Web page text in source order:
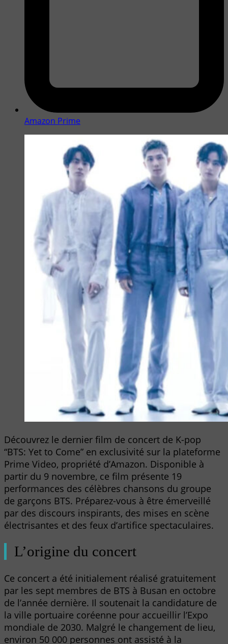
Amazon Prime
Découvrez le dernier film de concert de K-pop
“BTS: Yet to Come” en exclusivité sur la plateforme
Prime Video, propriété d’Amazon. Disponible à
partir du 9 novembre, ce film présente 19
performances des célèbres chansons du groupe
de garçons BTS. Préparez-vous à être émerveillé
par des discours inspirants, des mises en scène
électrisantes et des feux d’artifice spectaculaires.
L’origine du concert
Ce concert a été initialement réalisé gratuitement
par les sept membres de BTS à Busan en octobre
de l’année dernière. Il soutenait la candidature de
la ville portuaire coréenne pour accueillir l’Expo
mondiale de 2030. Malgré le changement de lieu,
environ 50 000 personnes ont assisté à la